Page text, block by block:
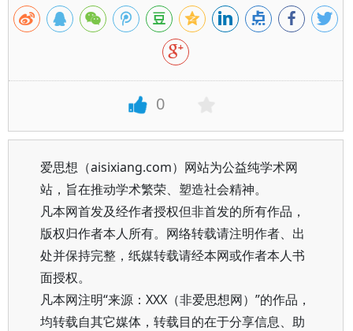
0
爱思想（aisixiang.com）网站为公益纯学术网
站，旨在推动学术繁荣、塑造社会精神。
凡本网首发及经作者授权但非首发的所有作品，
版权归作者本人所有。网络转载请注明作者、出
处并保持完整，纸媒转载请经本网或作者本人书
面授权。
凡本网注明“来源：XXX（非爱思想网）”的作品，
均转载自其它媒体，转载目的在于分享信息、助